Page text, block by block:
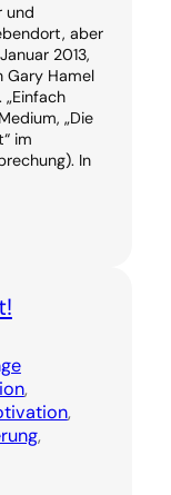
und
aber
2013,
Gary Hamel
„Die
im
In
,
,
,